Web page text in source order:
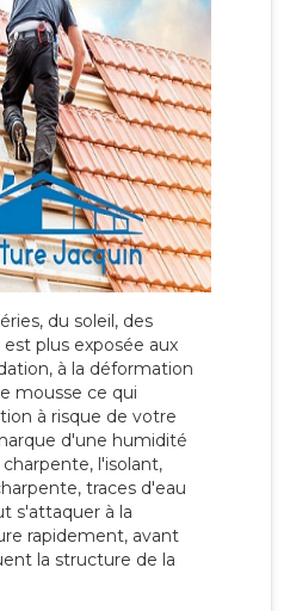
du soleil, des
plus exposée aux
à la déformation
mousse ce qui
à risque de votre
d'une humidité
l'isolant,
traces d'eau
s'attaquer à la
rapidement, avant
la structure de la